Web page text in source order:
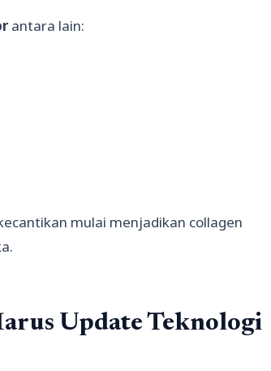
antara lain:
mulai menjadikan collagen
Update Teknologi